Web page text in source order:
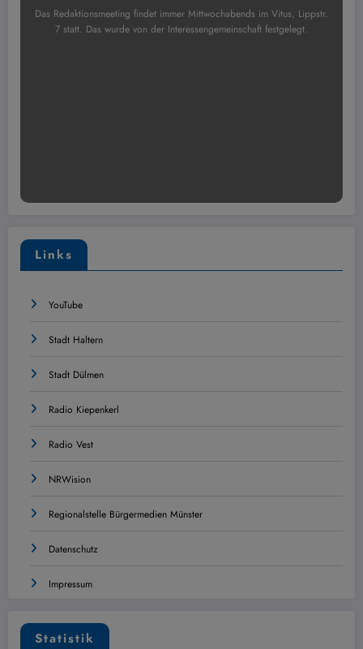
Das Redaktionsmeeting findet immer Mittwochabends im Vitus, Lippstr.
7 statt. Das wurde von der Interessengemeinschaft festgelegt.
Links
YouTube
Stadt Haltern
Stadt Dülmen
Radio Kiepenkerl
Radio Vest
NRWision
Regionalstelle Bürgermedien Münster
Datenschutz
Impressum
Statistik